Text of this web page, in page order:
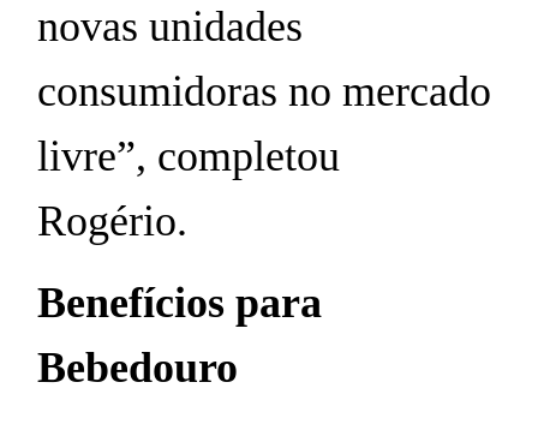
novas unidades
consumidoras no mercado
livre”, completou
Rogério.
Benefícios para
Bebedouro